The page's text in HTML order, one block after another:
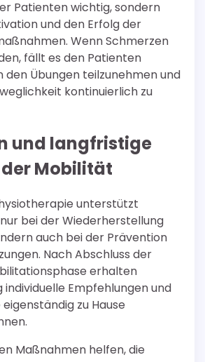
Patienten wichtig, sondern
und den Erfolg der
Wenn Schmerzen
fällt es den Patienten
den Übungen teilzunehmen und
kontinuierlich zu
und langfristige
Mobilität
unterstützt
bei der Wiederherstellung
auch bei der Prävention
Nach Abschluss der
erhalten
individuelle Empfehlungen und
eigenständig zu Hause
Maßnahmen helfen, die